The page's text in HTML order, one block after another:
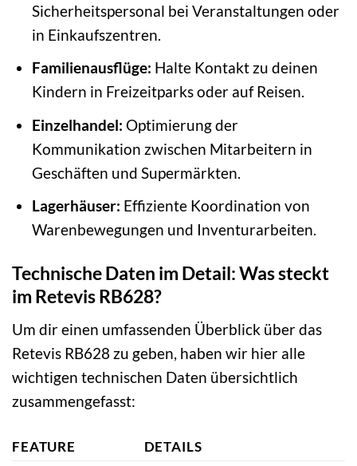
Sicherheitspersonal bei Veranstaltungen oder
in Einkaufszentren.
Familienausflüge: Halte Kontakt zu deinen
Kindern in Freizeitparks oder auf Reisen.
Einzelhandel: Optimierung der
Kommunikation zwischen Mitarbeitern in
Geschäften und Supermärkten.
Lagerhäuser: Effiziente Koordination von
Warenbewegungen und Inventurarbeiten.
Technische Daten im Detail: Was steckt
im Retevis RB628?
Um dir einen umfassenden Überblick über das
Retevis RB628 zu geben, haben wir hier alle
wichtigen technischen Daten übersichtlich
zusammengefasst:
FEATURE DETAILS